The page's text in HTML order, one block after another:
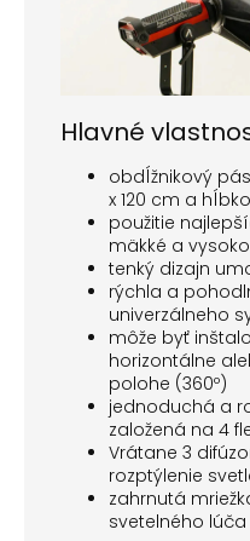
Hlavné
obdĺžnikový
x 120 cm a
použitie
mäkké a
tenký dizajn
rýchla a
univerzálneho
môže byť
horizontálne
polohe (360º)
jednoduchá a
založená na 4
Vrátane 3
rozptýlenie
zahrnutá
svetelného lúča